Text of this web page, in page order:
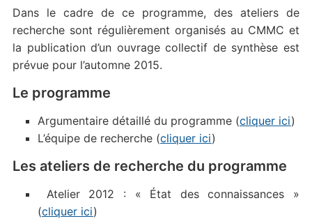
Dans le cadre de ce programme, des ateliers de
recherche sont régulièrement organisés au CMMC et
la publication d’un ouvrage collectif de synthèse est
prévue pour l’automne 2015.
Le programme
Argumentaire détaillé du programme (cliquer ici)
L’équipe de recherche (cliquer ici)
Les ateliers de recherche du programme
Atelier 2012 : « État des connaissances »
(cliquer ici)